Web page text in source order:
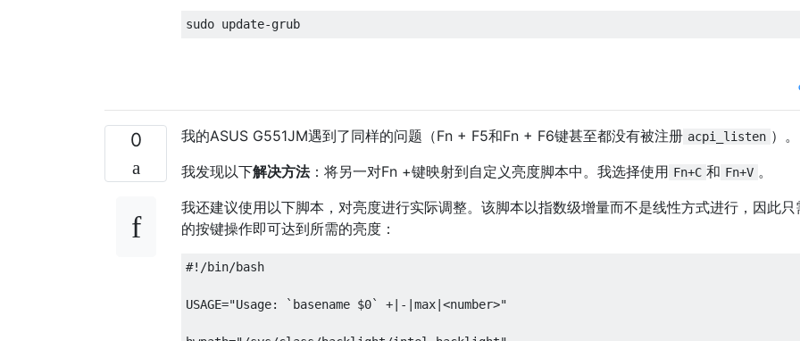
0 我的ASUS G551JM遇到了同样的问题（Fn + F5和Fn + F6键甚至都没有被注册 acpi_listen ）。
我发现以下解决方法：将另一对Fn +键映射到自定义亮度脚本中。我选择使用 Fn+C 和 Fn+V 。
我还建议使用以下脚本，对亮度进行实际调整。该脚本以指数级增量而不是线性方式进行，因此只
的按键操作即可达到所需的亮度：
#!/bin/bash
USAGE="Usage: `basename $0` +|-|max|<number>"